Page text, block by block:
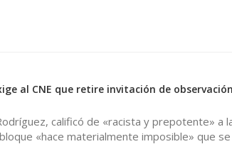
al CNE que retire invitación de observación
calificó de «racista y prepotente» a
«hace materialmente imposible» que se